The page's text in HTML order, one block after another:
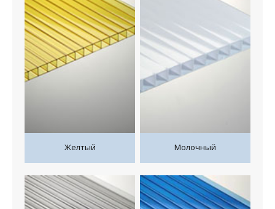
Желтый Молочный